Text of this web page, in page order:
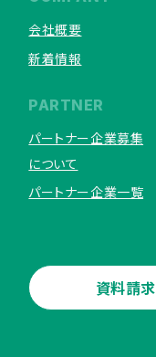
会社概要
新着情報
PARTNER
パートナー企業募集
について
パートナー企業一覧
資料請求